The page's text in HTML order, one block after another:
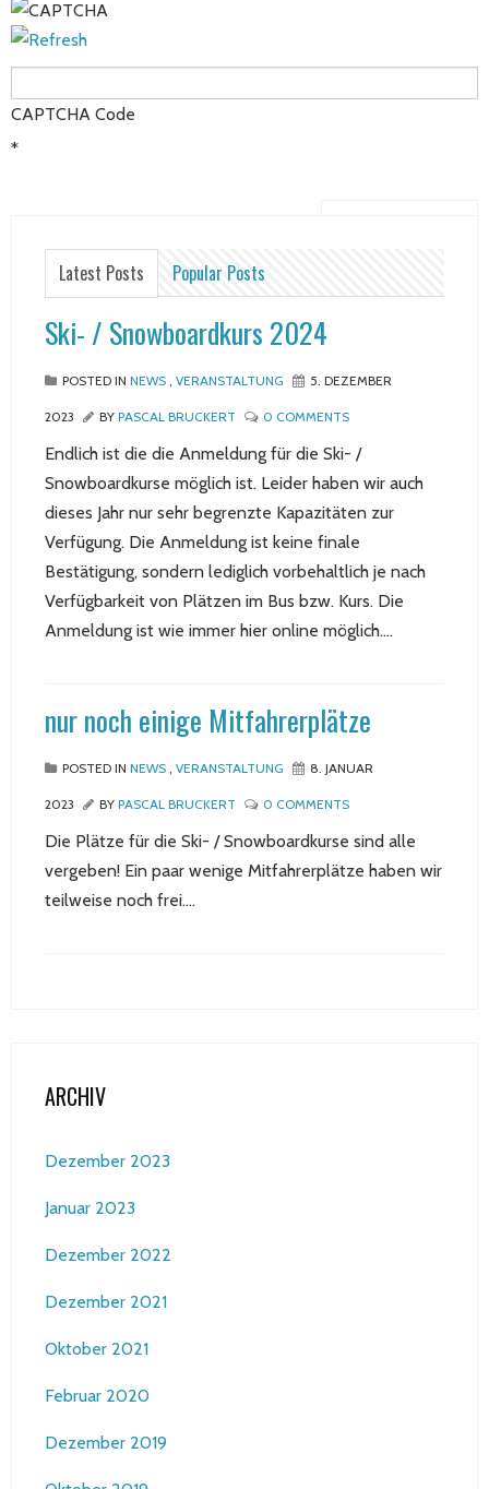
CAPTCHA Code
*
Latest Posts Popular Posts
Ski- / Snowboardkurs 2024
POSTED IN NEWS VERANSTALTUNG 5. DEZEMBER
2023 BY PASCAL BRUCKERT 0 COMMENTS
Endlich ist die die Anmeldung für die Ski- /
Snowboardkurse möglich ist. Leider haben wir auch
dieses Jahr nur sehr begrenzte Kapazitäten zur
Verfügung. Die Anmeldung ist keine finale
Bestätigung, sondern lediglich vorbehaltlich je nach
Verfügbarkeit von Plätzen im Bus bzw. Kurs. Die
Anmeldung ist wie immer hier online möglich....
nur noch einige Mitfahrerplätze
POSTED IN NEWS VERANSTALTUNG 8. JANUAR
2023 BY PASCAL BRUCKERT 0 COMMENTS
Die Plätze für die Ski- / Snowboardkurse sind alle
vergeben! Ein paar wenige Mitfahrerplätze haben wir
teilweise noch frei....
ARCHIV
Dezember 2023
Januar 2023
Dezember 2022
Dezember 2021
Oktober 2021
Februar 2020
Dezember 2019